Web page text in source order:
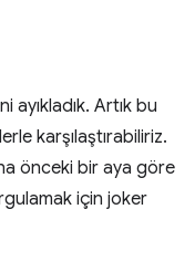
Artık bu
karşılaştırabiliriz.
önceki bir aya göre
için joker